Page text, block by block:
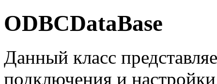
ODBCDataBase
Данный класс
подключения и